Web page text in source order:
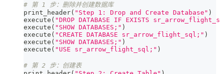
# 第 1 步：删除并创建数据库
print_header( "Step 1: Drop and Create Database" )
execute ( "DROP DATABASE IF EXISTS
execute ( "SHOW DATABASES;" )
execute ( "CREATE DATABASE sr_arrow_flight_sql;" )
execute ( "SHOW DATABASES;" )
execute ( "USE sr_arrow_flight_sql;" )
# 第 2 步：创建表